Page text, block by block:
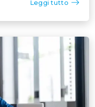
Leggi tutto